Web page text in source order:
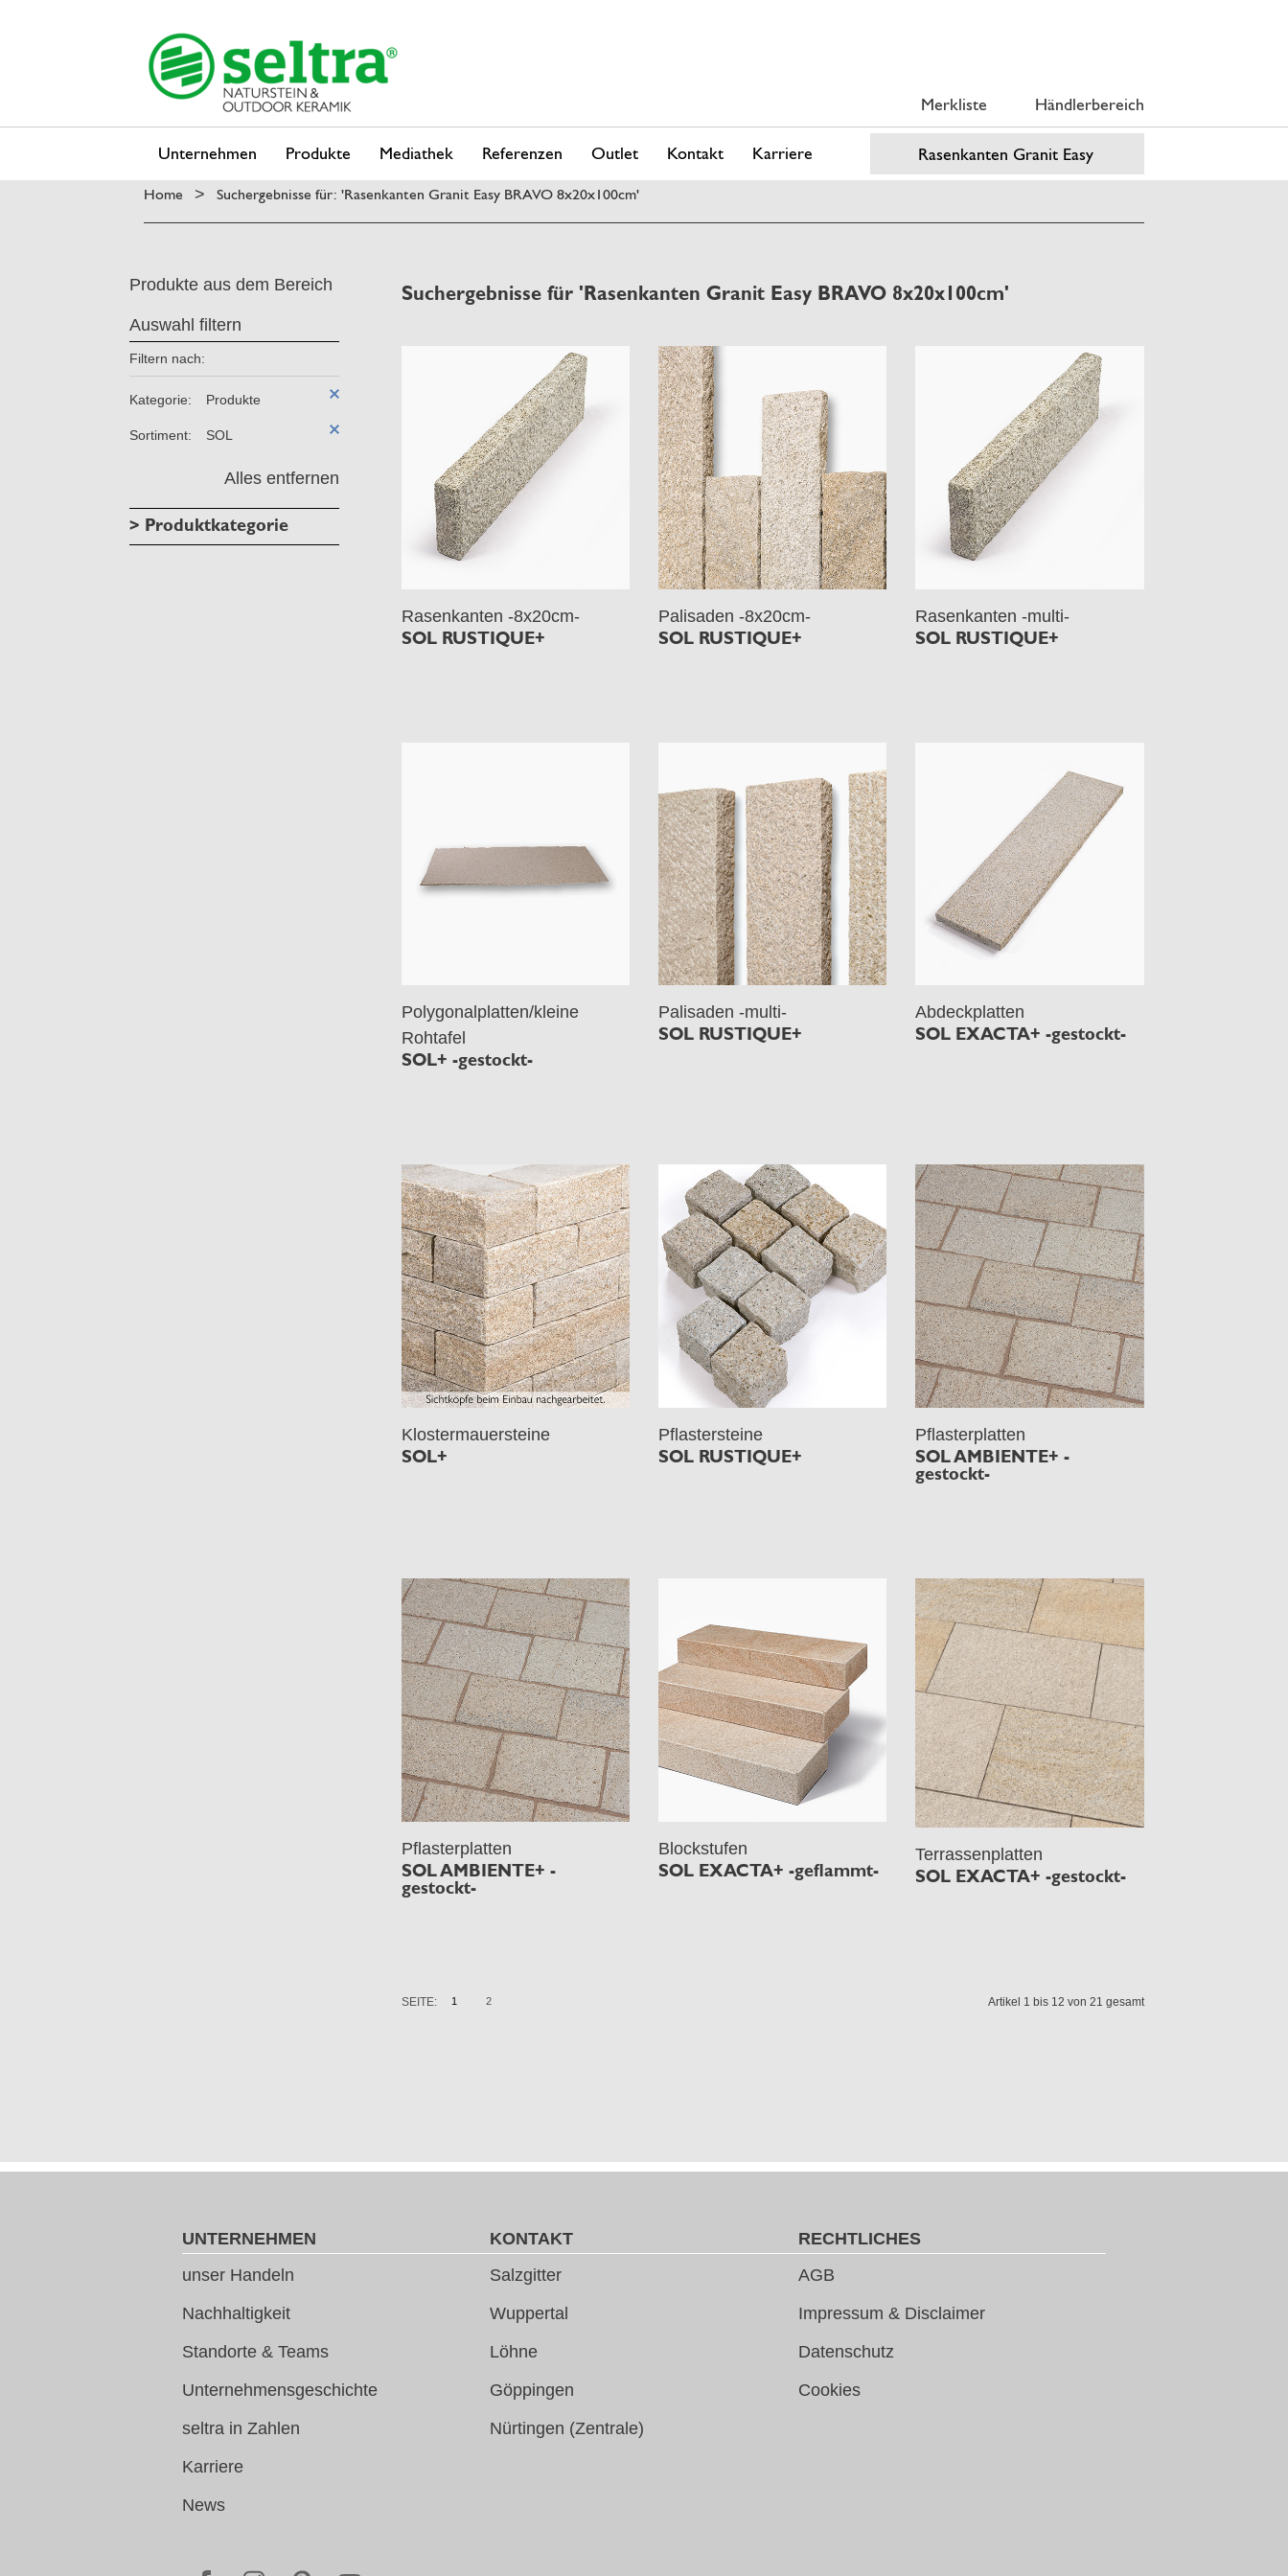
Merkliste Händlerbereich
Unternehmen Produkte Mediathek Referenzen Outlet Kontakt Karriere
Home > Suchergebnisse für: 'Rasenkanten Granit Easy BRAVO 8x20x100cm'
Produkte aus dem Bereich
Auswahl filtern
Filtern nach:
Kategorie: Produkte
Sortiment: SOL
Alles entfernen
> Produktkategorie
Suchergebnisse für 'Rasenkanten Granit Easy BRAVO 8x20x100cm'
Rasenkanten -8x20cm-
SOL RUSTIQUE+
Palisaden -8x20cm-
SOL RUSTIQUE+
Rasenkanten -multi-
SOL RUSTIQUE+
Polygonalplatten/kleine
Rohtafel
SOL+ -gestockt-
Palisaden -multi-
SOL RUSTIQUE+
Abdeckplatten
SOL EXACTA+ -gestockt-
Klostermauersteine
SOL+
Pflastersteine
SOL RUSTIQUE+
Pflasterplatten
SOL AMBIENTE+ -
gestockt-
Pflasterplatten
SOL AMBIENTE+ -
gestockt-
Blockstufen
SOL EXACTA+ -geflammt-
Terrassenplatten
SOL EXACTA+ -gestockt-
Artikel 1 bis 12 von 21 gesamt
SEITE: 1 2
UNTERNEHMEN
unser Handeln
Nachhaltigkeit
Standorte & Teams
Unternehmensgeschichte
seltra in Zahlen
Karriere
News
KONTAKT
Salzgitter
Wuppertal
Löhne
Göppingen
Nürtingen (Zentrale)
RECHTLICHES
AGB
Impressum & Disclaimer
Datenschutz
Cookies